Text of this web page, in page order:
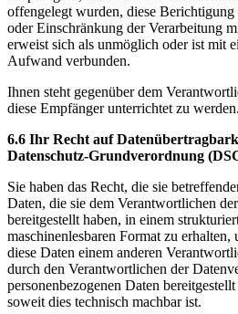
offengelegt wurden, diese
oder Einschränkung der Verarbeitung
erweist sich als unmöglich oder ist mit
Aufwand verbunden.
Ihnen steht gegenüber dem
diese Empfänger unterrichtet zu werden.
6.6 Ihr Recht auf
Datenschutz-Grundverordnung
Sie haben das Recht, die sie
Daten, die sie dem Verantwortlichen
bereitgestellt haben, in einem
maschinenlesbaren Format zu erhalten,
diese Daten einem anderen
durch den Verantwortlichen der
personenbezogenen Daten
soweit dies technisch machbar ist.